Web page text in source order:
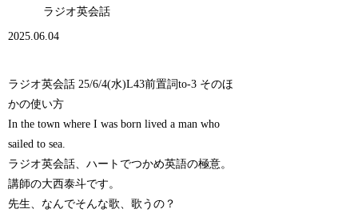
ラジオ英会話
2025.06.04
ラジオ英会話 25/6/4(水)L43前置詞to-3 そのほ
かの使い方
In the town where I was born lived a man who
sailed to sea.
ラジオ英会話、ハートでつかめ英語の極意。
講師の大西泰斗です。
先生、なんでそんな歌、歌うの？